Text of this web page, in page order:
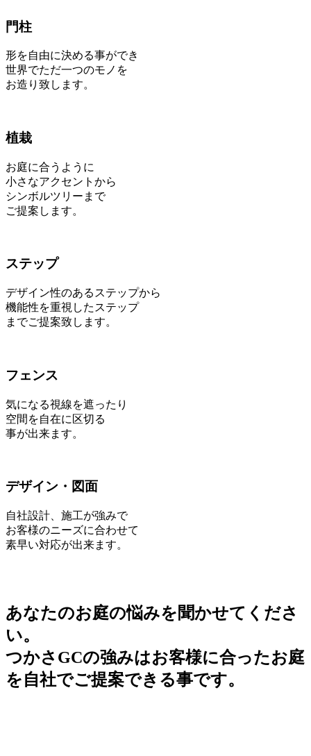
門柱
形を自由に決める事ができ
世界でただ一つのモノを
お造り致します。
植栽
お庭に合うように
小さなアクセントから
シンボルツリーまで
ご提案します。
ステップ
デザイン性のあるステップから
機能性を重視したステップ
までご提案致します。
フェンス
気になる視線を遮ったり
空間を自在に区切る
事が出来ます。
デザイン・図面
自社設計、施工が強みで
お客様のニーズに合わせて
素早い対応が出来ます。
あなたのお庭の悩みを聞かせてくださ
い。
つかさGCの強みはお客様に合ったお庭
を自社でご提案できる事です。